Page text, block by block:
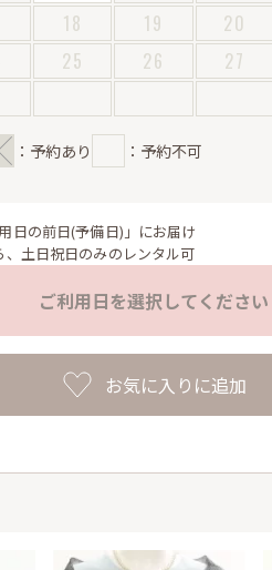
18 19 20
25 26 27
：予約あり ：予約不可
日の前日(予備日)」にお届け
土日祝日のみのレンタル可
ご利用日を選択してください
お気に入りに追加